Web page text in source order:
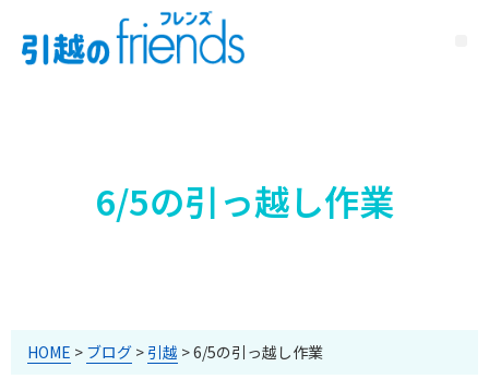
6/5の引っ越し作業
HOME > ブログ > 引越 >6/5の引っ越し作業